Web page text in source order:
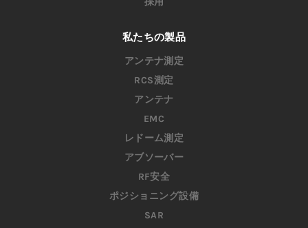
私たちの製品
アンテナ測定
RCS測定
アンテナ
EMC
レドーム測定
アブソーバー
RF安全
ポジショニング設備
SAR